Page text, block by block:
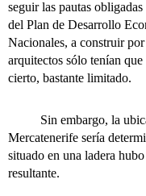
seguir las pautas
del Plan de Desarrollo
Nacionales, a construir
arquitectos sólo tenían
cierto, bastante limitado.
Sin embargo, la
Mercatenerife sería
situado en una ladera
resultante.